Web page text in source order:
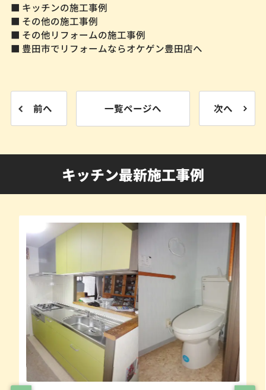
■ キッチンの施工事例
■ その他の施工事例
■ その他リフォームの施工事例
■ 豊田市でリフォームならオケゲン豊田店へ
前へ 一覧ページへ 次へ
キッチン最新施工事例